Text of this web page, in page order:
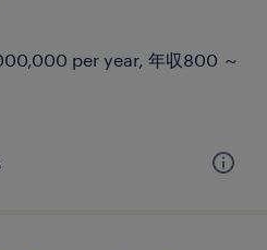
per year, 年収800 ～